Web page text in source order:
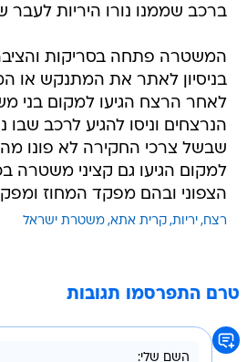
ברכב שממנו נורו היריות לעבר
המשטרה פתחה בסריקות
בניסיון לאתר את המתנקש או
לאחר הרצח הגיעו למקום בני
הנרצחים וניסו להגיע לרכב שבו
שבשל צרכי החקירה לא פונו
למקום הגיעו גם קציני משטרה
הצפוני ובהם מפקד המחוז
רצח יריות קרית אתא משטרת ישראל
טרם התפרסמו תגובות